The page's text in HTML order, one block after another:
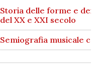
Storia delle forme e dei
del XX e XXI secolo
Semiografia musicale